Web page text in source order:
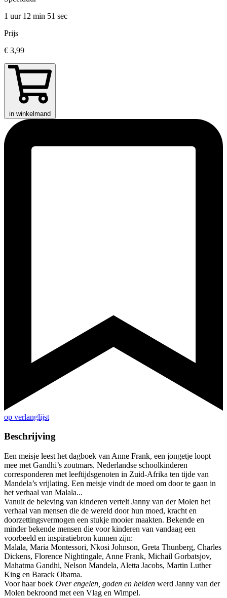
1 uur 12 min 51 sec
Prijs
€ 3,99
in winkelmand
op verlanglijst
Beschrijving
Een meisje leest het dagboek van Anne Frank, een jongetje loopt
mee met Gandhi’s zoutmars. Nederlandse schoolkinderen
corresponderen met leeftijdsgenoten in Zuid-Afrika ten tijde van
Mandela’s vrijlating. Een meisje vindt de moed om door te gaan in
het verhaal van Malala...
Vanuit de beleving van kinderen vertelt Janny van der Molen het
verhaal van mensen die de wereld door hun moed, kracht en
doorzettingsvermogen een stukje mooier maakten. Bekende en
minder bekende mensen die voor kinderen van vandaag een
voorbeeld en inspiratiebron kunnen zijn:
Malala, Maria Montessori, Nkosi Johnson, Greta Thunberg, Charles
Dickens, Florence Nightingale, Anne Frank, Michail Gorbatsjov,
Mahatma Gandhi, Nelson Mandela, Aletta Jacobs, Martin Luther
King en Barack Obama.
Voor haar boek Over engelen, goden en helden werd Janny van der
Molen bekroond met een Vlag en Wimpel.